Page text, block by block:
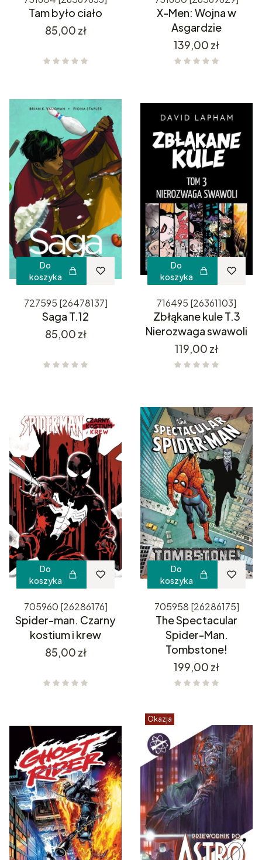
Tam było ciało
Cena
85,00 zł
X-Men: Wojna w
Asgardzie
Cena
139,00 zł
Do
koszyka
727595 [26478137]
Saga T.12
Cena
85,00 zł
Do
koszyka
716495 [26361103]
Zbłąkane kule T.3
Nierozwaga swawoli
Cena
119,00 zł
Do
koszyka
705960 [26286176]
Spider-man. Czarny
kostium i krew
Cena
85,00 zł
Do
koszyka
705958 [26286175]
The Spectacular
Spider-Man.
Tombstone!
Cena
199,00 zł
Okazja